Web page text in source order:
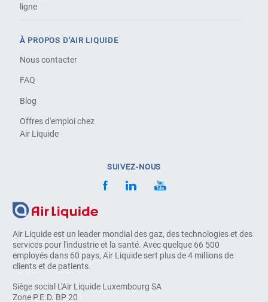
Air Liquide est un leader mondial des gaz, des technologies et des
services pour l'industrie et la santé. Avec quelque 66 500
employés dans 60 pays, Air Liquide sert plus de 4 millions de
clients et de patients.
Siège social L'Air Liquide Luxembourg SA
Zone P.E.D. BP 20
ligne
À PROPOS D'AIR LIQUIDE
Nous contacter
FAQ
Blog
Offres d'emploi chez
Air Liquide
SUIVEZ-NOUS